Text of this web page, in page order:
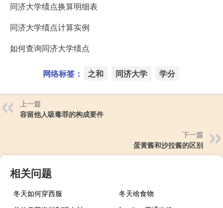
同济大学绩点换算明细表
同济大学绩点计算实例
如何查询同济大学绩点
网络标签： 之和 同济大学 学分
上一篇
容留他人吸毒罪的构成要件
下一篇
蛋黄酱和沙拉酱的区别
相关问题
冬天如何穿西服
冬天啥食物